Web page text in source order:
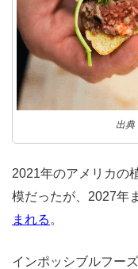
出典
2021年のアメリカの
模だったが、2027年
まれる 。
インポッシブルフー